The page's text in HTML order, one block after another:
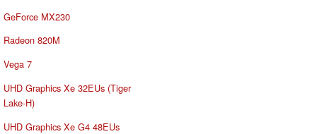
GeForce MX230
Radeon 820M
Vega 7
UHD Graphics Xe 32EUs (Tiger
Lake-H)
UHD Graphics Xe G4 48EUs